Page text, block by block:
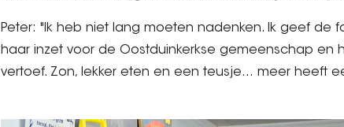
Peter: "Ik heb niet lang moeten nadenken. Ik geef de
haar inzet voor de Oostduinkerkse gemeenschap en
vertoef. Zon, lekker eten en een teusje… meer heeft